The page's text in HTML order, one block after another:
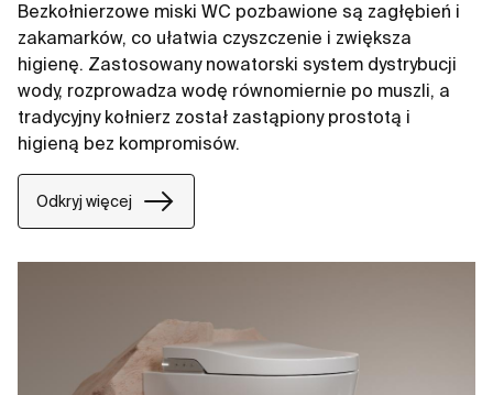
Bezkołnierzowe miski WC pozbawione są zagłębień i
zakamarków, co ułatwia czyszczenie i zwiększa
higienę. Zastosowany nowatorski system dystrybucji
wody, rozprowadza wodę równomiernie po muszli, a
tradycyjny kołnierz został zastąpiony prostotą i
higieną bez kompromisów.
Odkryj więcej